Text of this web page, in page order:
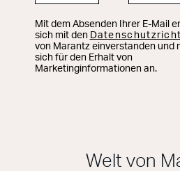
Mit dem Absenden Ihrer E-Mail
sich mit den
von Marantz einverstanden und
sich für den Erhalt von
Marketinginformationen an.
Welt von